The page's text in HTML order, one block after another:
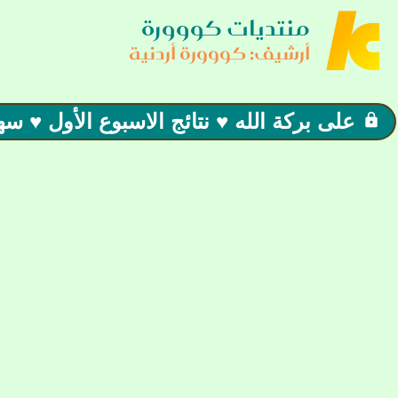
منتديات كووورة
أرشيف: كووورة أردنية
 على بركة الله ♥ نتائج الاسبوع الأول ♥